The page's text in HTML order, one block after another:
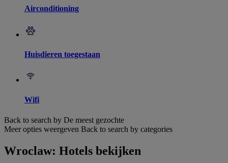
Airconditioning
Huisdieren toegestaan
Wifi
Back to search by De meest gezochte
Meer opties weergeven Back to search by categories
Wroclaw: Hotels bekijken